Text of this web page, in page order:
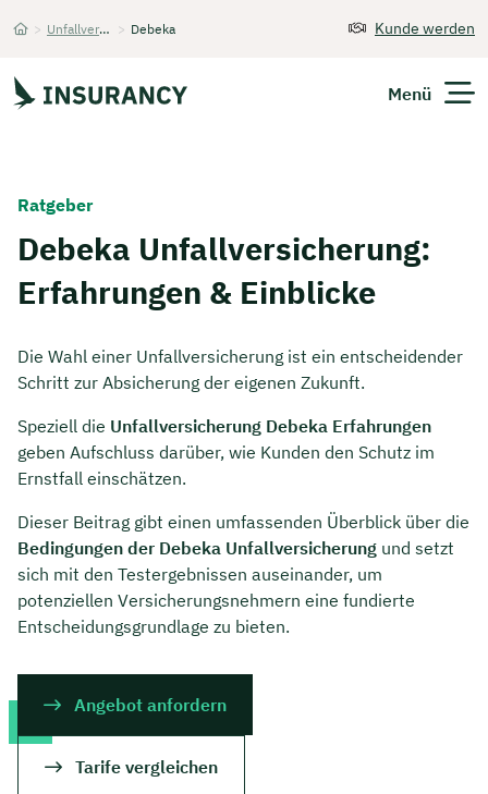
> Unfallversicherung > Debeka Kunde werden
Menü
Finanzen
Kontakt
Ratgeber
Debeka Unfallversicherung:
Erfahrungen & Einblicke
Die Wahl einer Unfallversicherung ist ein entscheidender
Schritt zur Absicherung der eigenen Zukunft.
Speziell die Unfallversicherung Debeka Erfahrungen
geben Aufschluss darüber, wie Kunden den Schutz im
Ernstfall einschätzen.
Dieser Beitrag gibt einen umfassenden Überblick über die
Bedingungen der Debeka Unfallversicherung und setzt
sich mit den Testergebnissen auseinander, um
potenziellen Versicherungsnehmern eine fundierte
Entscheidungsgrundlage zu bieten.
Angebot anfordern
Tarife vergleichen